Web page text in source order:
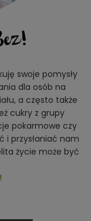
swoje pomysły
dla osób na
a często także
cukry z grupy
pokarmowe czy
i przysłaniać nam
życie może być